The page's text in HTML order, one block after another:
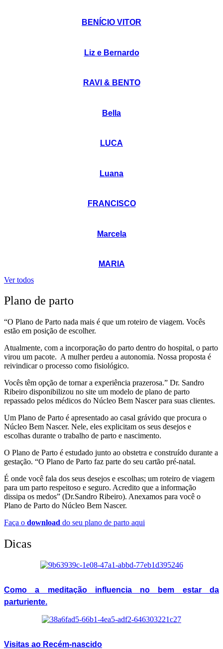
BENÍCIO VITOR
Liz e Bernardo
RAVI & BENTO
Bella
LUCA
Luana
FRANCISCO
Marcela
MARIA
Ver todos
Plano de parto
“O Plano de Parto nada mais é que um roteiro de viagem. Vocês
estão em posição de escolher.
Atualmente, com a incorporação do parto dentro do hospital, o parto
virou um pacote. A mulher perdeu a autonomia. Nossa proposta é
reivindicar o processo como fisiológico.
Vocês têm opção de tornar a experiência prazerosa.” Dr. Sandro
Ribeiro disponibilizou no site um modelo de plano de parto
repassado pelos médicos do Núcleo Bem Nascer para suas clientes.
Um Plano de Parto é apresentado ao casal grávido que procura o
Núcleo Bem Nascer. Nele, eles explicitam os seus desejos e
escolhas durante o trabalho de parto e nascimento.
O Plano de Parto é estudado junto ao obstetra e construído durante a
gestação. “O Plano de Parto faz parte do seu cartão pré-natal.
É onde você fala dos seus desejos e escolhas; um roteiro de viagem
para um parto respeitoso e seguro. Acredito que a informação
dissipa os medos” (Dr.Sandro Ribeiro). Anexamos para você o
Plano de Parto do Núcleo Bem Nascer.
Faça o download do seu plano de parto aqui
Dicas
Como a meditação influencia no bem estar da
parturiente.
Visitas ao Recém-nascido